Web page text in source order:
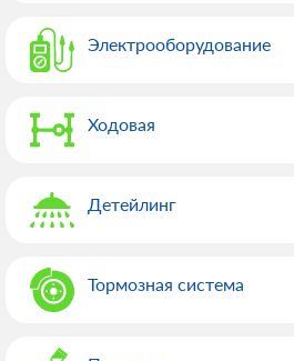
Электрооборудованиe
Ходовая
Детейлинг
Тормозная система